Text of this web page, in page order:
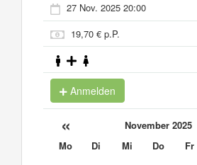
27 Nov. 2025 20:00
19,70 € p.P.
Anmelden
« November 2025
Mo Di Mi Do Fr